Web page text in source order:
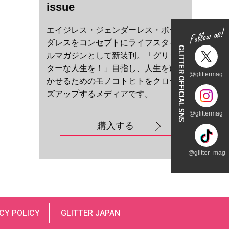
GLITTER OFFICIAL SNS @glittermag
@glittermag
issue
エイジレス・ジェンダーレス・ボー
ダレスをコンセプトにライフスタイ
ルマガジンとして新装刊。「グリッ
ターな人生を！」目指し、人生を輝
かせるためのモノコトヒトをクロー
ズアップするメディアです。
購入する
POLICY GLITTER JAPAN